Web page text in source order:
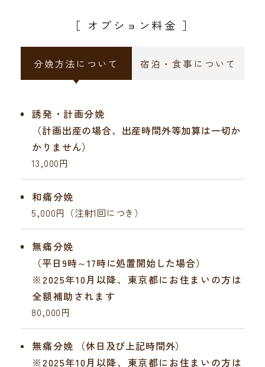
［ オプション料金 ］
分娩方法について 宿泊・食事について
誘発・計画分娩
（計画出産の場合、出産時間外等加算は一切か
かりません）
13,000円
和痛分娩
5,000円（注射1回につき）
無痛分娩
（平日9時～17時に処置開始した場合）
※2025年10月以降、東京都にお住まいの方は
全額補助されます
80,000円
無痛分娩
（休日及び上記時間外）
※2025年10月以降、東京都にお住まいの方は